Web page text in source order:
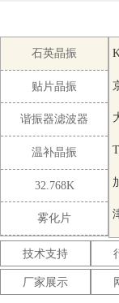
石英晶振
贴片晶振
谐振器滤波器
温补晶振
32.768K
雾化片
技术支持
厂家展示